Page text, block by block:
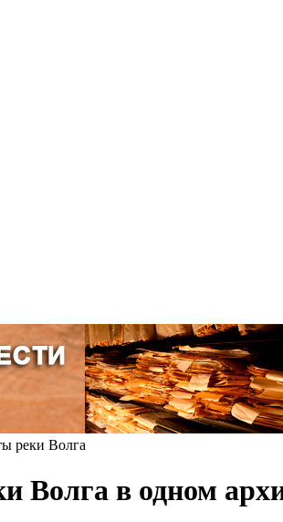
реки Волга
Волга в одном